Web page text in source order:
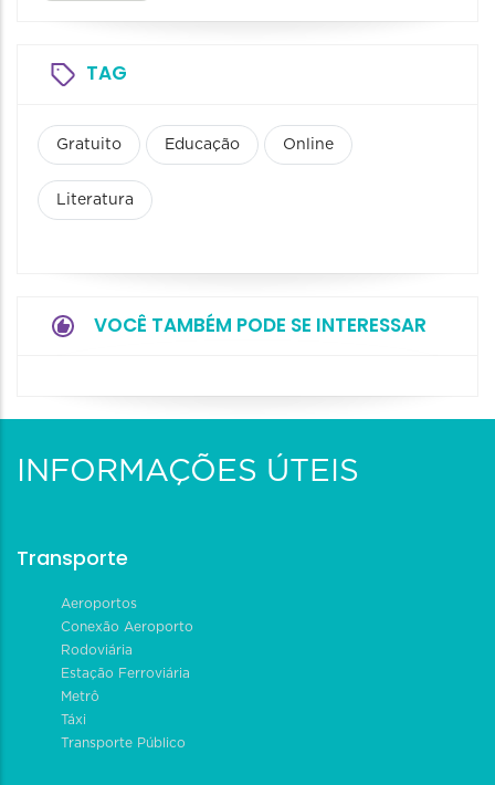
TAG
Gratuito Educação Online
Literatura
VOCÊ TAMBÉM PODE SE INTERESSAR
INFORMAÇÕES ÚTEIS
Transporte
Aeroportos
Conexão Aeroporto
Rodoviária
Estação Ferroviária
Metrô
Táxi
Transporte Público